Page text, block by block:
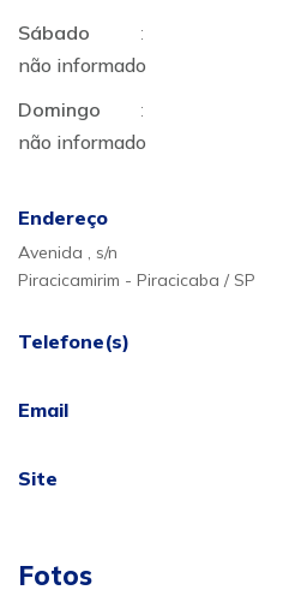
Sábado
:
não informado
Domingo
:
não informado
Endereço
Avenida , s/n
Piracicamirim - Piracicaba / SP
Telefone(s)
Email
Site
Fotos